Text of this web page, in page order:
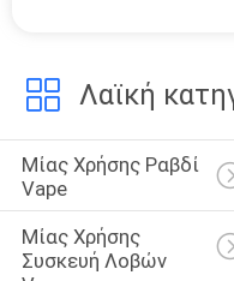
Μίνι
τσιγάρο
Λαϊκή
Μίας Χρήσης Ραβδί
Vape
Μίας Χρήσης
Συσκευή Λοβών